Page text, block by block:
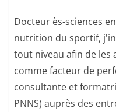
Docteur ès-sciences
nutrition du sportif,
tout niveau afin de
comme facteur de
consultante et
PNNS) auprès des